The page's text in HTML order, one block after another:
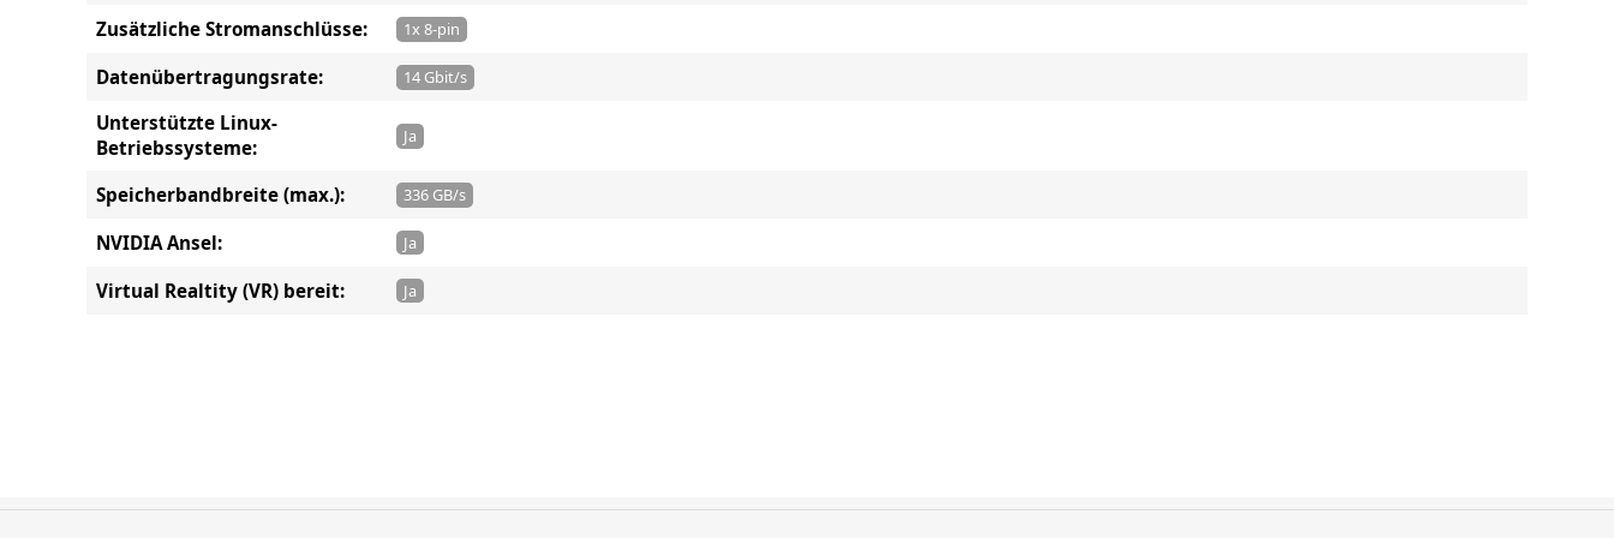
Zusätzliche Stromanschlüsse: 1x 8-pin
Datenübertragungsrate: 14 Gbit/s
Unterstützte Linux-
Betriebssysteme:
Ja
Speicherbandbreite (max.): 336 GB/s
NVIDIA Ansel: Ja
Virtual Realtity (VR) bereit: Ja